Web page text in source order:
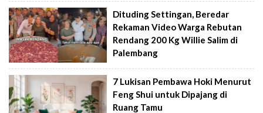
Dituding Settingan, Beredar
Rekaman Video Warga Rebutan
Rendang 200 Kg Willie Salim di
Palembang
7 Lukisan Pembawa Hoki Menurut
Feng Shui untuk Dipajang di
Ruang Tamu